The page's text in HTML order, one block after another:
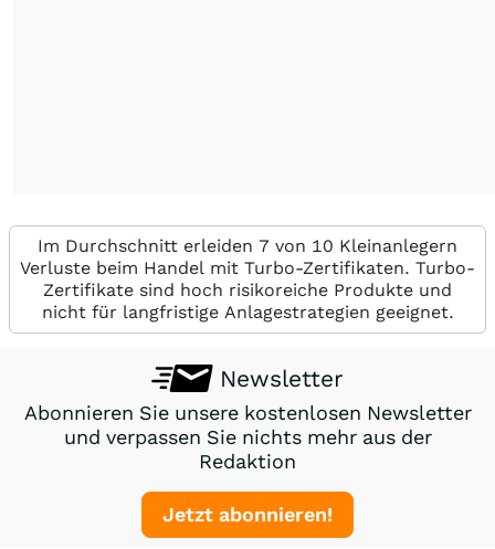
Im Durchschnitt erleiden 7 von 10 Kleinanlegern
Verluste beim Handel mit Turbo-Zertifikaten. Turbo-
Zertifikate sind hoch risikoreiche Produkte und
nicht für langfristige Anlagestrategien geeignet.
Newsletter
Abonnieren Sie unsere kostenlosen Newsletter
und verpassen Sie nichts mehr aus der
Redaktion
Jetzt abonnieren!